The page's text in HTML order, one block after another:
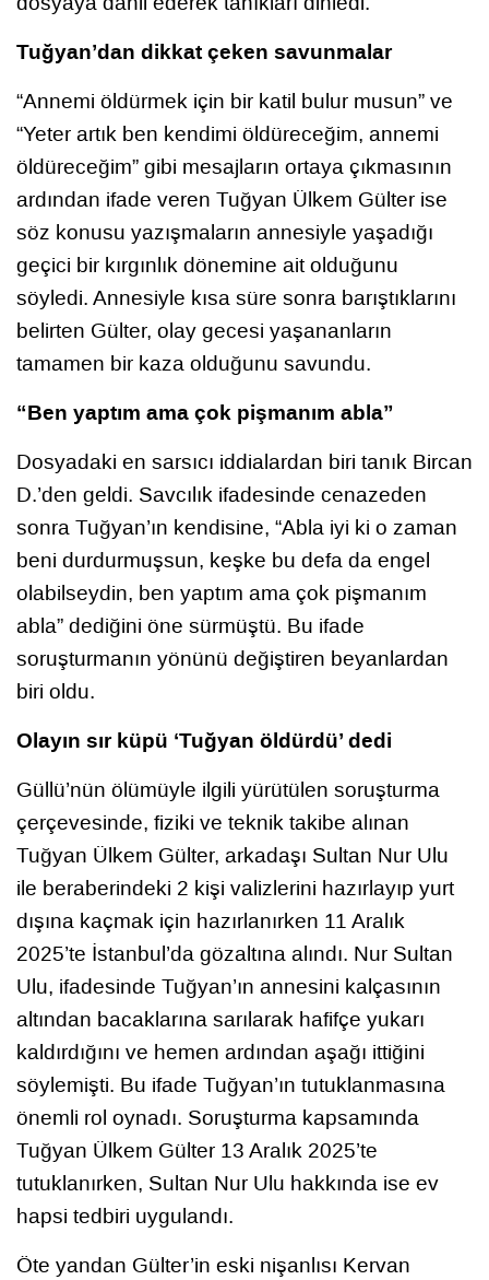
Tuğyan’dan dikkat çeken savunmalar
“Annemi öldürmek için bir katil bulur musun” ve
“Yeter artık ben kendimi öldüreceğim, annemi
öldüreceğim” gibi mesajların ortaya çıkmasının
ardından ifade veren Tuğyan Ülkem Gülter ise
söz konusu yazışmaların annesiyle yaşadığı
geçici bir kırgınlık dönemine ait olduğunu
söyledi. Annesiyle kısa süre sonra barıştıklarını
belirten Gülter, olay gecesi yaşananların
tamamen bir kaza olduğunu savundu.
“Ben yaptım ama çok pişmanım abla”
Dosyadaki en sarsıcı iddialardan biri tanık Bircan
D.’den geldi. Savcılık ifadesinde cenazeden
sonra Tuğyan’ın kendisine, “Abla iyi ki o zaman
beni durdurmuşsun, keşke bu defa da engel
olabilseydin, ben yaptım ama çok pişmanım
abla” dediğini öne sürmüştü. Bu ifade
soruşturmanın yönünü değiştiren beyanlardan
biri oldu.
Olayın sır küpü ‘Tuğyan öldürdü’ dedi
Güllü’nün ölümüyle ilgili yürütülen soruşturma
çerçevesinde, fiziki ve teknik takibe alınan
Tuğyan Ülkem Gülter, arkadaşı Sultan Nur Ulu
ile beraberindeki 2 kişi valizlerini hazırlayıp yurt
dışına kaçmak için hazırlanırken 11 Aralık
2025’te İstanbul’da gözaltına alındı. Nur Sultan
Ulu, ifadesinde Tuğyan’ın annesini kalçasının
altından bacaklarına sarılarak hafifçe yukarı
kaldırdığını ve hemen ardından aşağı ittiğini
söylemişti. Bu ifade Tuğyan’ın tutuklanmasına
önemli rol oynadı. Soruşturma kapsamında
Tuğyan Ülkem Gülter 13 Aralık 2025’te
tutuklanırken, Sultan Nur Ulu hakkında ise ev
hapsi tedbiri uygulandı.
Öte yandan Gülter’in eski nişanlısı Kervan